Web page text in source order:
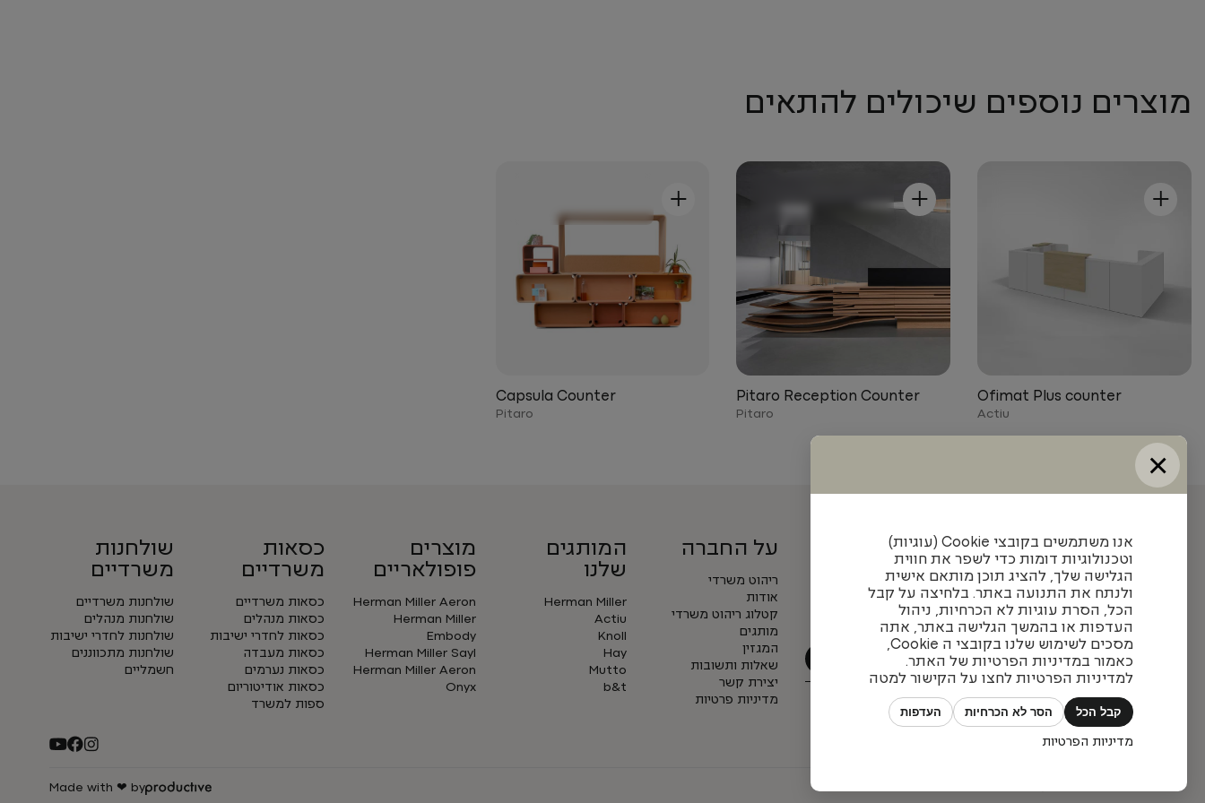
מוצרים נוספים שיכולים להתאים
+
Ofimat Plus counter
Actiu
+
Pitaro Reception Counter
Pitaro
+
Capsula Counter
Pitaro
עדכונים והשראה מאיתנו
הצטרפו לניוזלטר שלנו כדי להתעדכן בעיצובים חדשים,
פרויקטים מעניינים ומגמות בתחום
על החברה
ריהוט משרדי
אודות
קטלוג ריהוט משרדי
מותגים
המגזין
שאלות ותשובות
יצירת קשר
מדיניות פרטיות
המותגים
שלנו
Herman Miller
Actiu
Knoll
Hay
Mutto
b&t
מוצרים
פופולאריים
Herman Miller Aeron
Herman Miller
Embody
Herman Miller Sayl
Herman Miller Aeron
Onyx
כסאות
משרדיים
כסאות משרדיים
כסאות מנהלים
כסאות לחדרי ישיבות
כסאות מעבדה
כסאות נערמים
כסאות אודיטוריום
ספות למשרד
שולחנות
משרדיים
שולחנות משרדיים
שולחנות מנהלים
שולחנות לחדרי ישיבות
שולחנות מתכווננים
חשמליים
כל הזכויות שמורות © פיטרו ריהוט משרדי 2026 Made with ❤ by
×
אנו משתמשים בקובצי Cookie (עוגיות)
וטכנולוגיות דומות כדי לשפר את חווית
הגלישה שלך, להציג תוכן מותאם אישית
ולנתח את התנועה באתר. בלחיצה על קבל
הכל, הסרת עוגיות לא הכרחיות, ניהול
העדפות או בהמשך הגלישה באתר, אתה
מסכים לשימוש שלנו בקובצי ה Cookie,
כאמור במדיניות הפרטיות של האתר.
למדיניות הפרטיות לחצו על הקישור למטה
קבל הכל הסר לא הכרחיות העדפות
מדיניות הפרטיות